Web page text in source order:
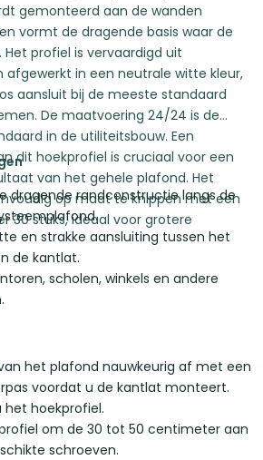
gemonteerd aan de wanden
vormt de dragende basis waar de
profiel is vervaardigd uit
afgewerkt in een neutrale witte kleur,
aansluit bij de meeste standaard
De maatvoering 24/24 is de
in de utiliteitsbouw. Een
dit hoekprofiel is cruciaal voor een
van het gehele plafond. Het
op maat te knippen met een
30 stuks, ideaal voor grotere
dragende randconstructie langs de
en strakke aansluiting tussen het
de kantlat.
scholen, winkels en andere
het plafond nauwkeurig af met een
voordat u de kantlat monteert.
hoekprofiel.
om de 30 tot 50 centimeter aan
schroeven.